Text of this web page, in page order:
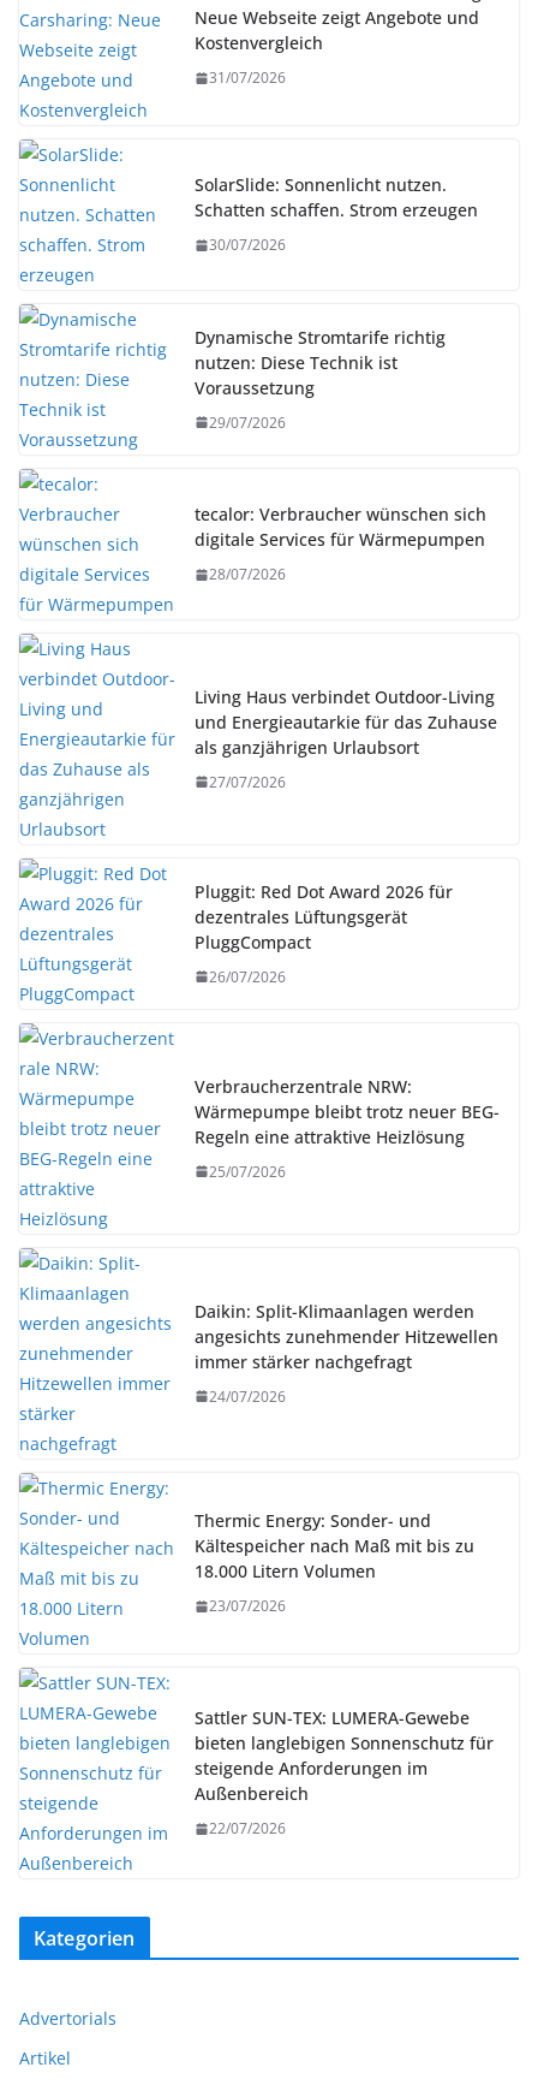
Neue Webseite zeigt Angebote und
Kostenvergleich
31/07/2026
SolarSlide: Sonnenlicht nutzen.
Schatten schaffen. Strom erzeugen
30/07/2026
Dynamische Stromtarife richtig
nutzen: Diese Technik ist
Voraussetzung
29/07/2026
tecalor: Verbraucher wünschen sich
digitale Services für Wärmepumpen
28/07/2026
Living Haus verbindet Outdoor-Living
und Energieautarkie für das Zuhause
als ganzjährigen Urlaubsort
27/07/2026
Pluggit: Red Dot Award 2026 für
dezentrales Lüftungsgerät
PluggCompact
26/07/2026
Verbraucherzentrale NRW:
Wärmepumpe bleibt trotz neuer BEG-
Regeln eine attraktive Heizlösung
25/07/2026
Daikin: Split-Klimaanlagen werden
angesichts zunehmender Hitzewellen
immer stärker nachgefragt
24/07/2026
Thermic Energy: Sonder- und
Kältespeicher nach Maß mit bis zu
18.000 Litern Volumen
23/07/2026
Sattler SUN-TEX: LUMERA-Gewebe
bieten langlebigen Sonnenschutz für
steigende Anforderungen im
Außenbereich
22/07/2026
Kategorien
Advertorials
Artikel